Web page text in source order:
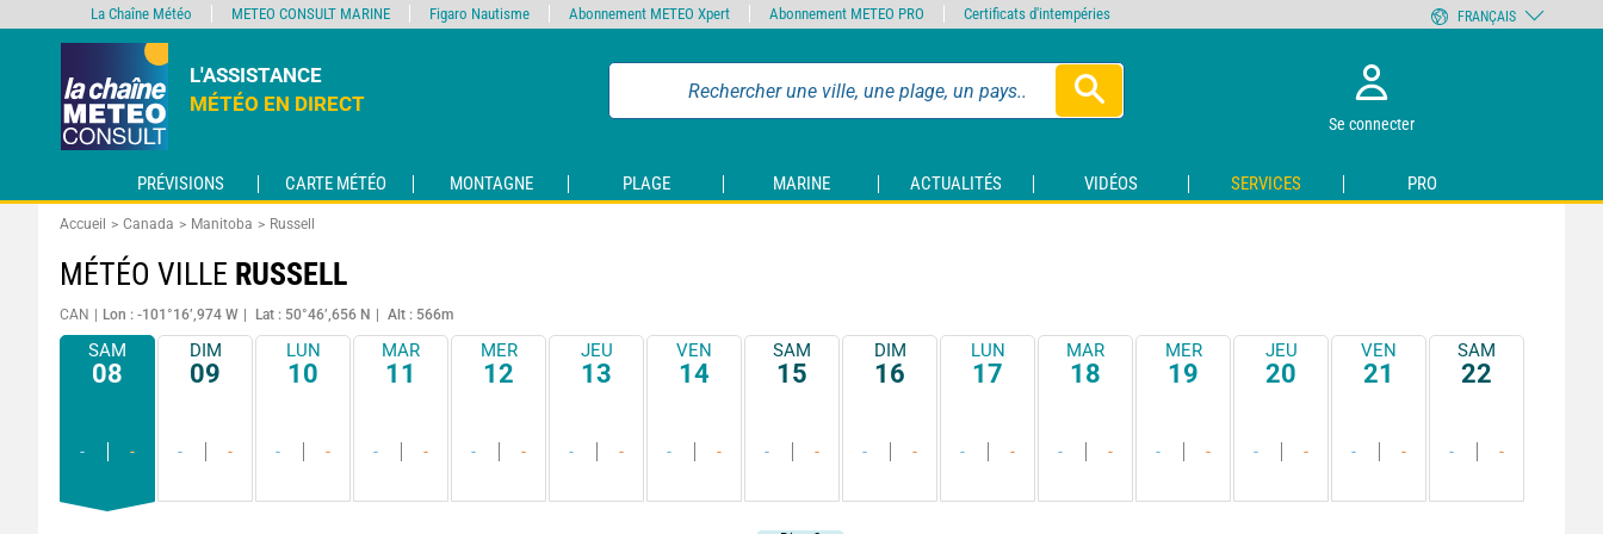
L'ASSISTANCE
MÉTÉO EN DIRECT
Se connecter
PRÉVISIONS CARTE MÉTÉO MONTAGNE PLAGE MARINE ACTUALITÉS VIDÉOS SERVICES PRO
Accueil Canada Manitoba Russell
MÉTÉO VILLE RUSSELL
CAN Lon : -101°16’,974 W Lat : 50°46’,656 N Alt : 566m
SAM
08
- -
DIM
09
- -
LUN
10
- -
MAR
11
- -
MER
12
- -
JEU
13
- -
VEN
14
- -
SAM
15
- -
DIM
16
- -
LUN
17
- -
MAR
18
- -
MER
19
- -
JEU
20
- -
VEN
21
- -
SAM
22
- -
La Chaîne Météo METEO CONSULT MARINE Figaro Nautisme Abonnement METEO Xpert Abonnement METEO PRO Certificats d'intempéries FRANÇAIS